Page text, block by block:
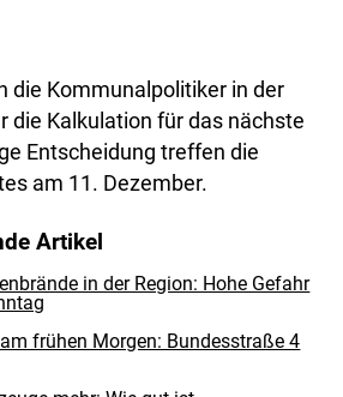
die Kommunalpolitiker in der
die Kalkulation für das nächste
Entscheidung treffen die
am 11. Dezember.
Artikel
in der Region: Hohe Gefahr
frühen Morgen: Bundesstraße 4